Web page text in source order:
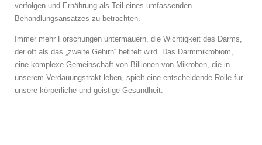
verfolgen und Ernährung als Teil eines umfassenden
Behandlungsansatzes zu betrachten.
Immer mehr Forschungen untermauern, die Wichtigkeit des Darms,
der oft als das „zweite Gehirn“ betitelt wird. Das Darmmikrobiom,
eine komplexe Gemeinschaft von Billionen von Mikroben, die in
unserem Verdauungstrakt leben, spielt eine entscheidende Rolle für
unsere körperliche und geistige Gesundheit.